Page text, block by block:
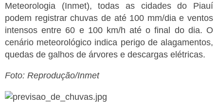
Meteorologia (Inmet), todas as cidades do Piauí
podem registrar chuvas de até 100 mm/dia e ventos
intensos entre 60 e 100 km/h até o final do dia. O
cenário meteorológico indica perigo de alagamentos,
quedas de galhos de árvores e descargas elétricas.
Foto: Reprodução/Inmet